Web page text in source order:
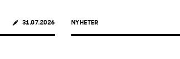
31.07.2026 NYHETER